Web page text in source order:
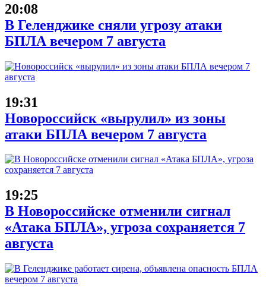
20:08
В Геленджике сняли угрозу атаки
БПЛА вечером 7 августа
19:31
Новороссийск «вырулил» из зоны
атаки БПЛА вечером 7 августа
19:25
В Новороссийске отменили сигнал
«Атака БПЛА», угроза сохраняется 7
августа